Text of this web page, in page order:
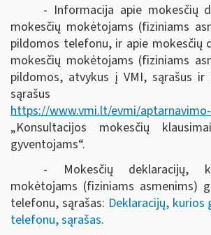
- Informacija apie mokesčių
mokesčių mokėtojams (fiziniams
pildomos telefonu, ir apie mokesčių
mokesčių mokėtojams (fiziniams
pildomos, atvykus į VMI, sąrašus
sąrašus
https://www.vmi.lt/evmi/
„Konsultacijos mokesčių
gyventojams“.
- Mokesčių deklaracijų,
mokėtojams (fiziniams asmenims)
telefonu, sąrašas: Deklaracijų,
telefonu, sąrašas.